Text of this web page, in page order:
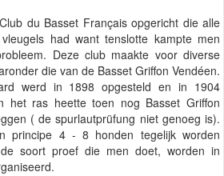
du Basset Français opgericht die alle
had want tenslotte kampte men
Deze club maakte voor diverse
die van de Basset Griffon Vendéen.
werd in 1898 opgesteld en in 1904
het ras heette toen nog Basset Griffon
( de spurlautprüfung niet genoeg is).
principe 4 - 8 honden tegelijk worden
soort proef die men doet, worden in